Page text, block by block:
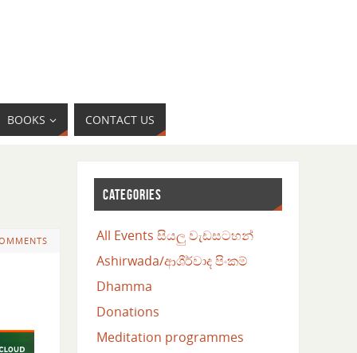
BOOKS CONTACT US
CATEGORIES
All Events සියලු වැඩසටහන්
Ashirwada/ආශීර්වාද පිංකම්
Dhamma
Donations
Meditation programmes